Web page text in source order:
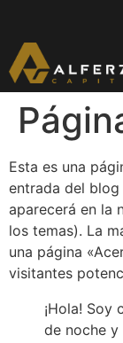
Esta es una
entrada del
aparecerá en la
los temas). La
una página
visitantes
¡Hola! Soy
de noche y